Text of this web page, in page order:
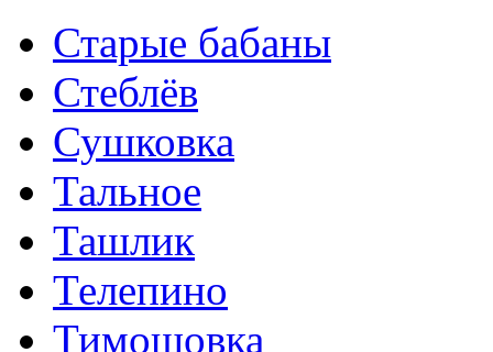
Старые бабаны
Стеблёв
Сушковка
Тальное
Ташлик
Телепино
Тимошовка